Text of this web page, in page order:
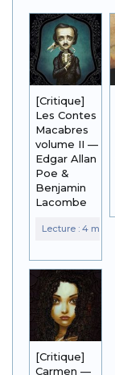
[Critique]
Les Contes
Macabres
volume II —
Edgar Allan
Poe &
Benjamin
Lacombe
[Critique]
Carmen —